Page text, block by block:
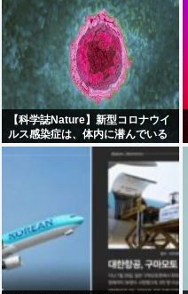
【科学誌Nature】新型コロナウイ
ルス感染症は、体内に潜んでいる
無数の休眠ウイルスを再活性化
し、人々に重篤な病気を引き起こ